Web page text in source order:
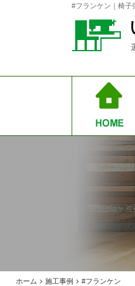
#フランケン｜椅子
ホーム 施工事例 #フランケン